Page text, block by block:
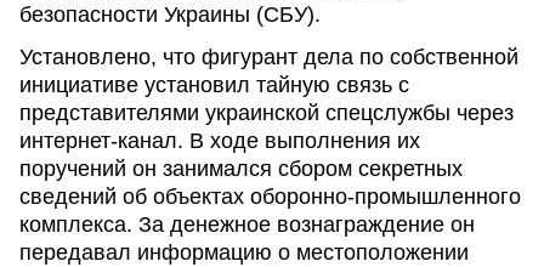
безопасности Украины (СБУ).
Установлено, что фигурант дела по собственной
инициативе установил тайную связь с
представителями украинской спецслужбы через
интернет-канал. В ходе выполнения их
поручений он занимался сбором секретных
сведений об объектах оборонно-промышленного
комплекса. За денежное вознаграждение он
передавал информацию о местоположении